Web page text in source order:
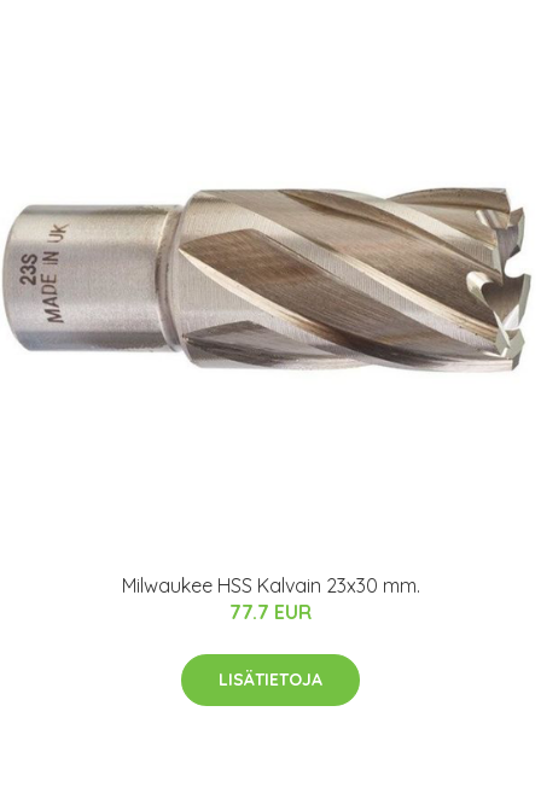
Milwaukee HSS Kalvain 23x30 mm.
77.7 EUR
LISÄTIETOJA